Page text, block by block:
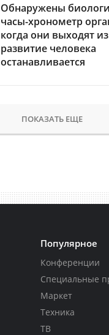
Обнаружены
часы-хронометр
когда они выходят
развитие человека
останавливается
ПОКАЗАТЬ ЕЩЕ
Популярное
Конференции
Специальные
Маркет
Техника
ТВ